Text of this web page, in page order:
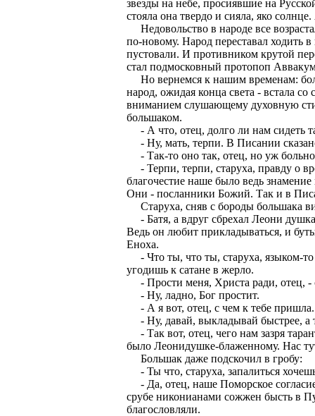
звезды на небе, просиявшие на
стояла она твердо и сияла, яко
Недовольство в народе все
по-новому. Народ переставал ходить
пустовали. И противником крутой
стал подмосковный протопоп
Но вернемся к нашим временам:
народ, ожидая конца света - встала
вниманием слушающему духовную
большаком.
- А что, отец, долго ли нам сидеть
- Ну, мать, терпи. В Писании
- Так-то оно так, отец, но уж больно
- Терпи, терпи, старуха, правду о
благочестие наше было ведь
Они - посланники Божий. Так и в
Старуха, сняв с бороды большака
- Батя, а вдруг сбрехал Леони
Ведь он любит прикладываться, и
Еноха.
- Что ты, что ты, старуха, языком-
угодишь к сатане в жерло.
- Прости меня, Христа ради, отец, -
- Ну, ладно, Бог простит.
- А я вот, отец, с чем к тебе пришла.
- Ну, давай, выкладывай быстрее, а
- Так вот, отец, чего нам зазря
было Леонидушке-блаженному. Нас
Большак даже подскочил в гробу:
- Ты что, старуха, запалиться
- Да, отец, наше Поморское
срубе никонианами сожжен бысть в
благословляли.